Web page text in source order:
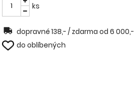
ks
dopravné 138,- / zdarma od 6 000,-
do oblíbených